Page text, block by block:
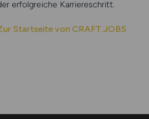
erfolgreiche Karriereschritt.
Startseite von CRAFT.JOBS